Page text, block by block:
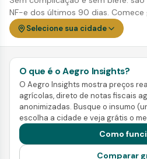
NF-e dos últimos 90 dias. Comece
Selecione sua cidade
O que é o Aegro Insights?
O Aegro Insights mostra preços
agrícolas, direto de notas fiscais
anonimizadas. Busque o insumo
escolha a cidade e veja grátis o
região. Pra ir além, a Inteligência
sazonalidade e a melhor janela de
Como
Comparar